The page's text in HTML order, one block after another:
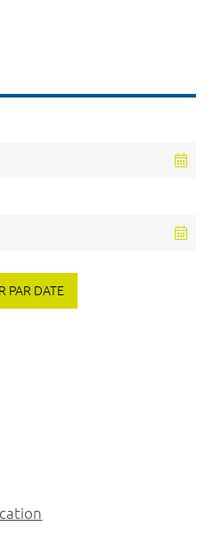
PAR DATE